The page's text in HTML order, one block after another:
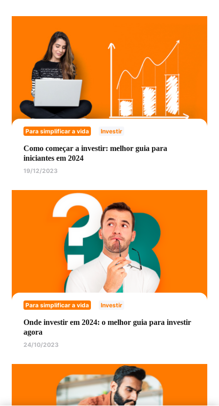
Para simplificar a vida Investir
Como começar a investir: melhor guia para
iniciantes em 2024
19/12/2023
Para simplificar a vida Investir
Onde investir em 2024: o melhor guia para investir
agora
24/10/2023